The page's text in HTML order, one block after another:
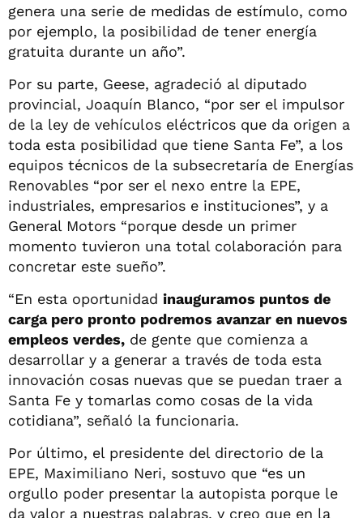
genera una serie de medidas de estímulo, como
por ejemplo, la posibilidad de tener energía
gratuita durante un año”.
Por su parte, Geese, agradeció al diputado
provincial, Joaquín Blanco, “por ser el impulsor
de la ley de vehículos eléctricos que da origen a
toda esta posibilidad que tiene Santa Fe”, a los
equipos técnicos de la subsecretaría de Energías
Renovables “por ser el nexo entre la EPE,
industriales, empresarios e instituciones”, y a
General Motors “porque desde un primer
momento tuvieron una total colaboración para
concretar este sueño”.
“En esta oportunidad inauguramos puntos de
carga pero pronto podremos avanzar en nuevos
empleos verdes, de gente que comienza a
desarrollar y a generar a través de toda esta
innovación cosas nuevas que se puedan traer a
Santa Fe y tomarlas como cosas de la vida
cotidiana”, señaló la funcionaria.
Por último, el presidente del directorio de la
EPE, Maximiliano Neri, sostuvo que “es un
orgullo poder presentar la autopista porque le
da valor a nuestras palabras, y creo que en la